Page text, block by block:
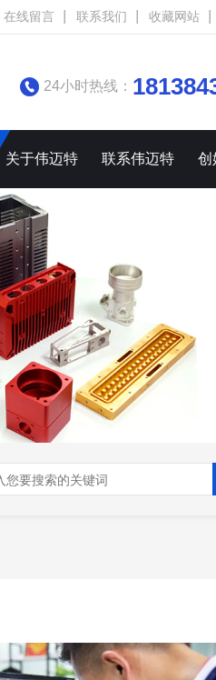
在线留言 联系我们 收藏网站
24小时热线：
关于伟迈特 联系伟迈特 创